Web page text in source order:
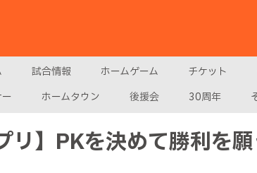
試合情報 ホームゲーム チケット
ホームタウン 後援会 30周年
リ】PKを決めて勝利を